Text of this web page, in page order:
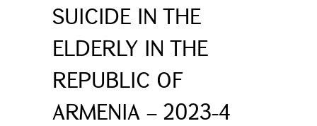
SUICIDE IN THE
ELDERLY IN THE
REPUBLIC OF
ARMENIA – 2023-4